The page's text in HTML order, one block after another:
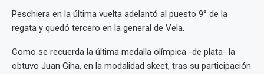
Peschiera en la última vuelta adelantó al puesto 9° de la
regata y quedó tercero en la general de Vela.
Como se recuerda la última medalla olímpica -de plata- la
obtuvo Juan Giha, en la modalidad skeet, tras su participación